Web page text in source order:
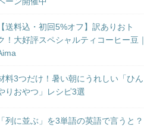
送料込・初回5%オフ】訳ありおト
！大好評スペシャルティコーヒー豆｜
料3つだけ！暑い朝にうれしい「ひん
りおやつ」レシピ3選
列に並ぶ」を3単語の英語で言うと？